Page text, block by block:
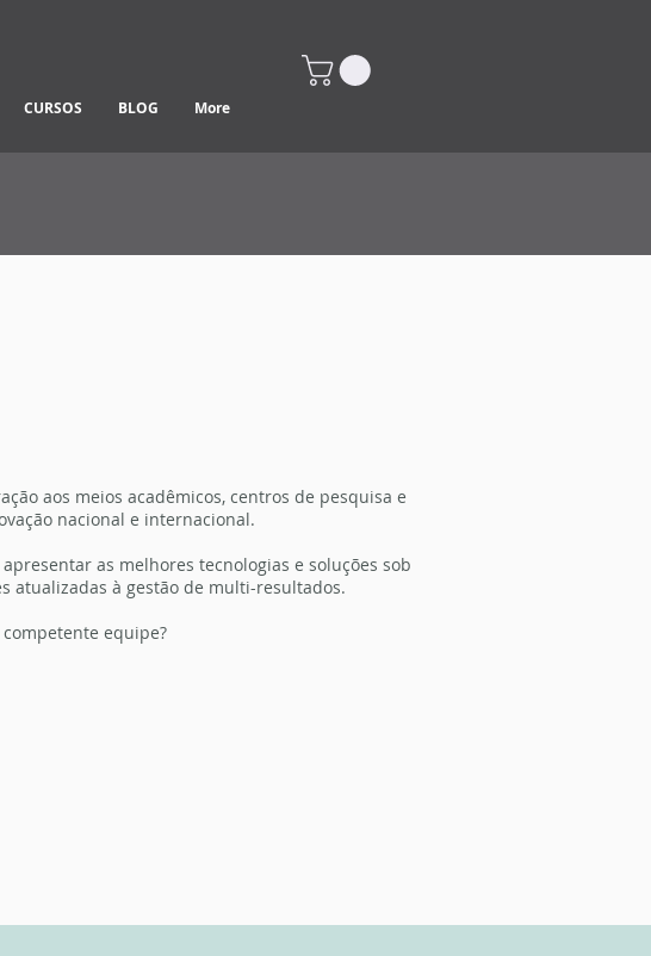
CURSOS BLOG More
aos meios acadêmicos, centros de pesquisa e
nacional e internacional.
as melhores tecnologias e soluções sob
atualizadas à gestão de multi-resultados.
equipe?